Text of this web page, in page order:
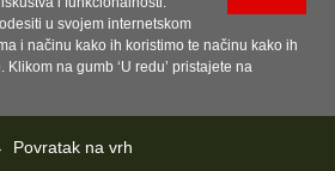
u svojem internetskom
i načinu kako ih koristimo te načinu kako ih
na gumb ‘U redu’ pristajete na
Povratak na vrh